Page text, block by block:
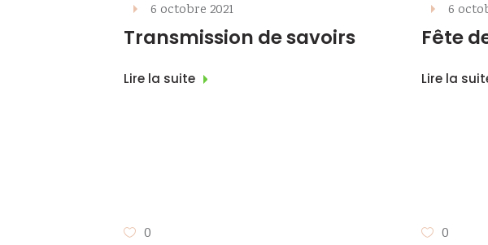
6 octobre 2021
Transmission de savoirs
Lire la suite
0
6
Fête
Lire la
0